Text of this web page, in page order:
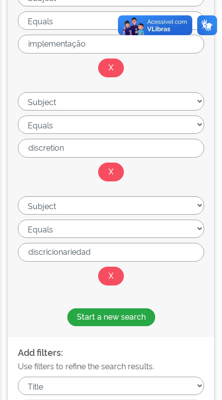
Start a new search
Add filters:
Use filters to refine the search results.